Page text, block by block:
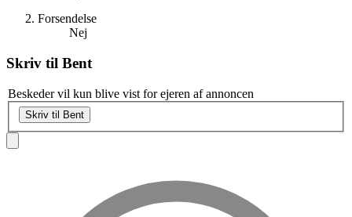
Forsendelse
Nej
Skriv til Bent
Beskeder vil kun blive vist for ejeren af annoncen
Skriv til Bent